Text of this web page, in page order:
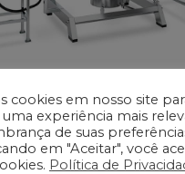
SK
cookies em nosso site
experiência mais
de suas
em "Aceitar", você
Política de